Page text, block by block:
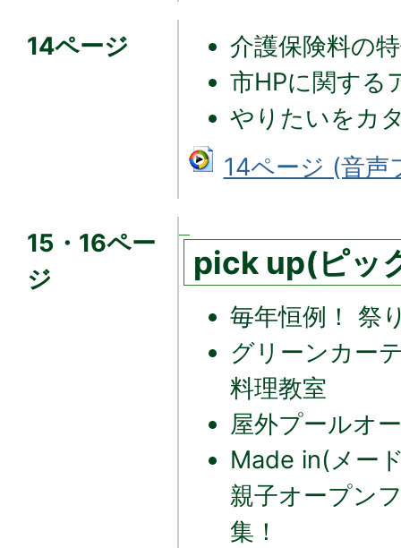
14ページ
介護保険料の
市HPに関する
やりたいをカ
14ページ (音声
15・16ペー
ジ
pick up(ピッ
毎年恒例！ 祭
グリーンカー
料理教室
屋外プールオ
Made in(メー
親子オープン
集！